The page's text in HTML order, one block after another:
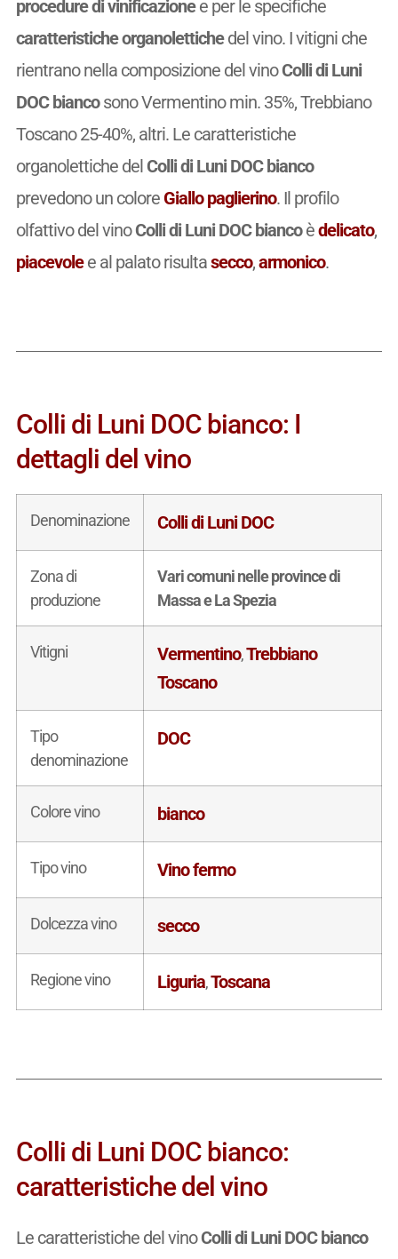
procedure di vinificazionee per le specifiche
caratteristiche organolettichedel vino. I vitigni che
rientrano nella composizione del vinoColli di Luni
DOC biancosono Vermentino min. 35%, Trebbiano
Toscano 25-40%, altri. Le caratteristiche
organolettiche delColli di Luni DOC bianco
prevedono un colore Giallo paglierino. Il profilo
olfattivo del vinoColli di Luni DOC biancoèdelicato,
piacevolee al palato risultasecco,armonico.
Colli di Luni DOC bianco: I
dettagli del vino
Denominazione Colli di Luni DOC
Zona di
produzione
Vari comuni nelle province di
Massa e La Spezia
Vitigni Vermentino,Trebbiano
Toscano
Tipo
denominazione
DOC
Colore vino bianco
Tipo vino Vino fermo
Dolcezza vino secco
Regione vino Liguria,Toscana
Colli di Luni DOC bianco:
caratteristiche del vino
Le caratteristiche del vinoColli di Luni DOC bianco